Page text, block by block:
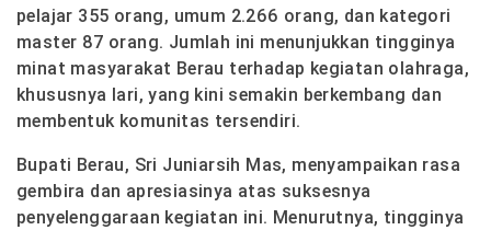
pelajar 355 orang, umum 2.266 orang, dan kategori
master 87 orang. Jumlah ini menunjukkan tingginya
minat masyarakat Berau terhadap kegiatan olahraga,
khususnya lari, yang kini semakin berkembang dan
membentuk komunitas tersendiri.
Bupati Berau, Sri Juniarsih Mas, menyampaikan rasa
gembira dan apresiasinya atas suksesnya
penyelenggaraan kegiatan ini. Menurutnya, tingginya